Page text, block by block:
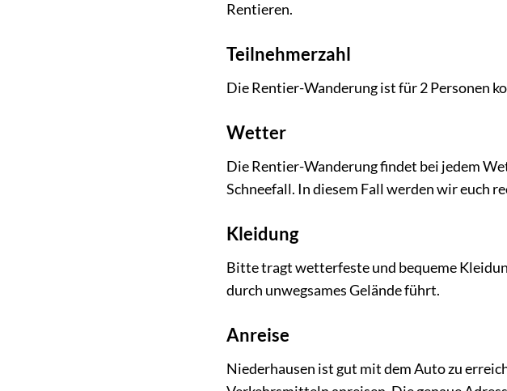
Rentieren.
Teilnehmerzahl
Die Rentier-Wanderung ist für 2 Personen
Wetter
Die Rentier-Wanderung findet bei jedem
Schneefall. In diesem Fall werden wir euch
Kleidung
Bitte tragt wetterfeste und bequeme
durch unwegsames Gelände führt.
Anreise
Niederhausen ist gut mit dem Auto zu